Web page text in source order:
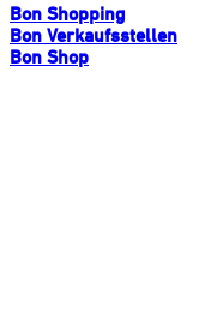
Bon Shopping
Bon Verkaufsstellen
Bon Shop